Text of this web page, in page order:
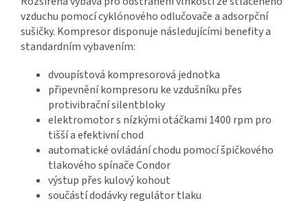
vzduchu pomocí cyklónového odlučovače a adsorpční
sušičky. Kompresor disponuje následujícími benefity a
standardním vybavením:
dvoupístová kompresorová jednotka
připevnění kompresoru ke vzdušníku přes
protivibrační silentbloky
elektromotor s nízkými otáčkami 1400 rpm pro
tišší a efektivní chod
automatické ovládání chodu pomocí špičkového
tlakového spínače Condor
výstup přes kulový kohout
součástí dodávky regulátor tlaku